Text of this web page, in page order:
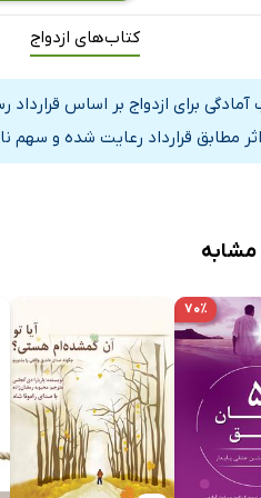
ازدواج یا کفایت زناشویی؟
ازدواج (مهارت‌های ازدواج)
برای ازدواج
فردی و خانوادگی
دوره‌ی حیات فردی
زندگی خانوادگی
مرحله‌ای نوین در مراحل رشد
در مراحل زندگی خانواده
کتاب‌های ازدواج
آمادگی برای ازدواج بر اساس
مطابق قرارداد رعایت شده و
۷۰٪